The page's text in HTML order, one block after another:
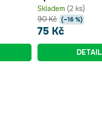
Skladem (2 ks)
75 Kč
90 Kč (–16 %)
DETAIL